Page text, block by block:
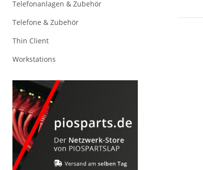
Telefonanlagen & Zubehör
Telefone & Zubehör
Thin Client
Workstations